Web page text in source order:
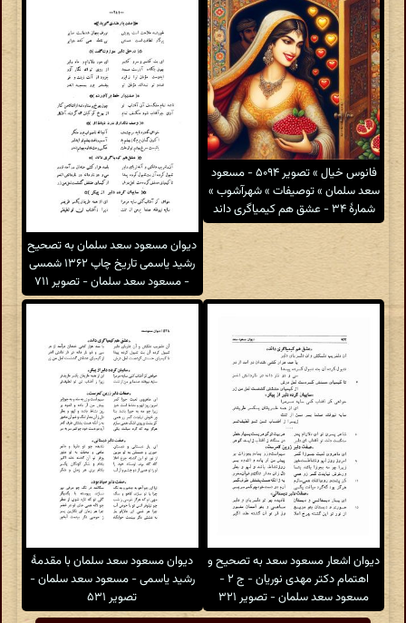
فانوس خیال » تصویر ۵۰۹۴ - مسعود
سعد سلمان » توصیفات » شهرآشوب »
شمارهٔ ۳۴ - عشق هم کیمیاگری داند
دیوان مسعود سعد سلمان به تصحیح
رشید یاسمی تاریخ چاپ ۱۳۶۲ شمسی
- مسعود سعد سلمان - تصویر ۷۱۱
دیوان اشعار مسعود سعد به تصحیح و
اهتمام دکتر مهدی نوریان - ج ۲ -
مسعود سعد سلمان - تصویر ۳۲۱
دیوان مسعود سعد سلمان با مقدمهٔ
رشید یاسمی - مسعود سعد سلمان -
تصویر ۵۳۱